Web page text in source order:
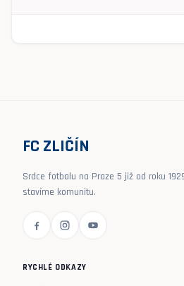
FC ZLIČÍN
Srdce fotbalu na Praze 5 již od roku
stavíme komunitu.
RYCHLÉ ODKAZY